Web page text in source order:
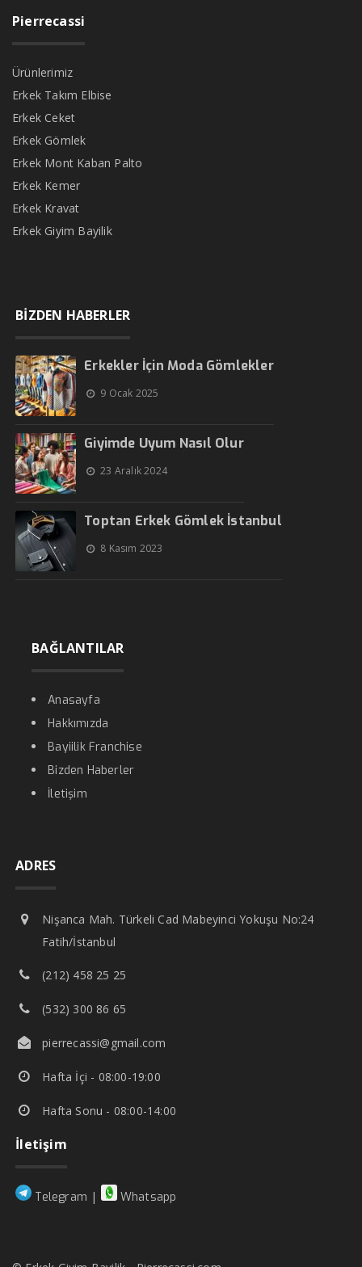
Pierrecassi
Ürünlerimiz
Erkek Takım Elbise
Erkek Ceket
Erkek Gömlek
Erkek Mont Kaban Palto
Erkek Kemer
Erkek Kravat
Erkek Giyim Bayilik
BİZDEN HABERLER
Erkekler İçin Moda Gömlekler
9 Ocak 2025
Giyimde Uyum Nasıl Olur
23 Aralık 2024
Toptan Erkek Gömlek İstanbul
8 Kasım 2023
BAĞLANTILAR
Anasayfa
Hakkımızda
Bayiilik Franchise
Bizden Haberler
İletişim
ADRES
Nişanca Mah. Türkeli Cad Mabeyinci Yokuşu No:24
Fatih/İstanbul
(212) 458 25 25
(532) 300 86 65
pierrecassi@gmail.com
Hafta İçi - 08:00-19:00
Hafta Sonu - 08:00-14:00
İletişim
Telegram | Whatsapp